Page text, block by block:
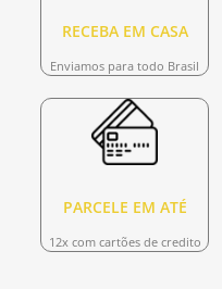
RECEBA EM CASA
Enviamos para todo Brasil
PARCELE EM ATÉ
12x com cartões de credito